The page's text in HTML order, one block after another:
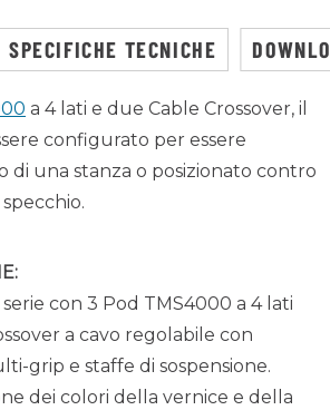
SPECIFICHE TECNICHE
a 4 lati e due Cable Crossover, il
configurato per essere
di una stanza o posizionato contro
con 3 Pod TMS4000 a 4 lati
a cavo regolabile con
grip e staffe di sospensione.
dei colori della vernice e della